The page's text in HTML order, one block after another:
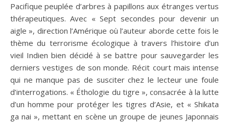
Pacifique peuplée d’arbres à papillons aux étranges vertus
thérapeutiques. Avec « Sept secondes pour devenir un
aigle », direction l’Amérique où l’auteur aborde cette fois le
thème du terrorisme écologique à travers l’histoire d’un
vieil Indien bien décidé à se battre pour sauvegarder les
derniers vestiges de son monde. Récit court mais intense
qui ne manque pas de susciter chez le lecteur une foule
d’interrogations. « Éthologie du tigre », consacrée à la lutte
d’un homme pour protéger les tigres d’Asie, et « Shikata
ga nai », mettant en scène un groupe de jeunes Japonnais